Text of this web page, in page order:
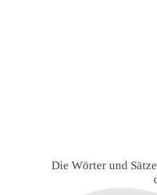
Die Wörter und